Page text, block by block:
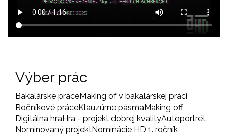
Výber prác
Bakalárske práceMaking of v bakalárskej práci
Ročníkové práceKlauzúrne pásmaMaking off
Digitálna hraHra - projekt dobrej kvalityAutoportrét
Nominovaný projektNominácie HD 1. ročník